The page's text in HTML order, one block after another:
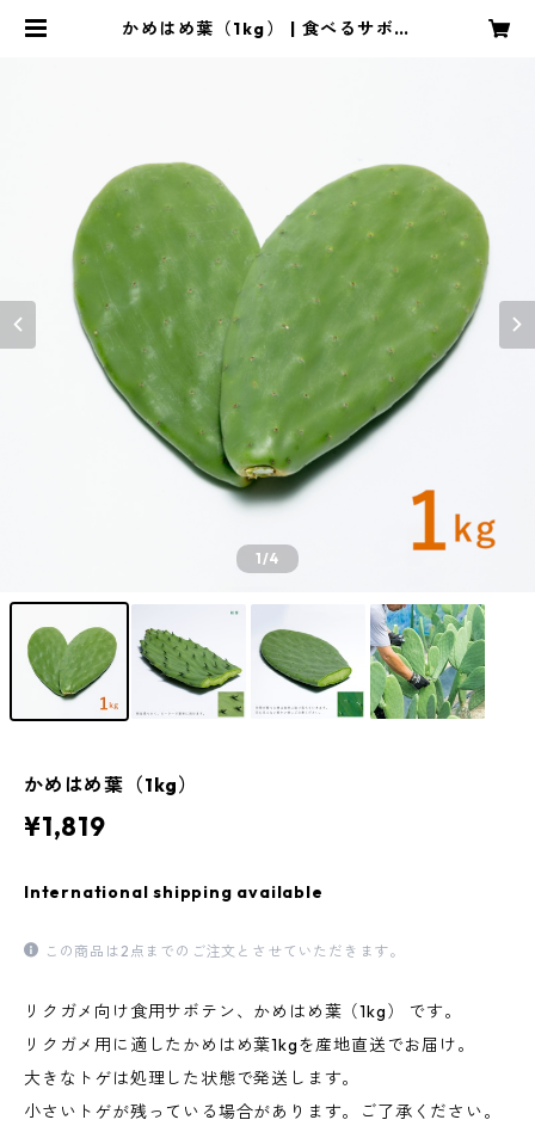
かめはめ葉（1kg） | 食べるサボテ
1/4
かめはめ葉（1kg）
¥1,819
International shipping available
この商品は2点までのご注文とさせていただきます。
リクガメ向け食用サボテン、かめはめ葉（1kg） です。
リクガメ用に適したかめはめ葉1kgを産地直送でお届け。
大きなトゲは処理した状態で発送します。
小さいトゲが残っている場合があります。ご了承ください。